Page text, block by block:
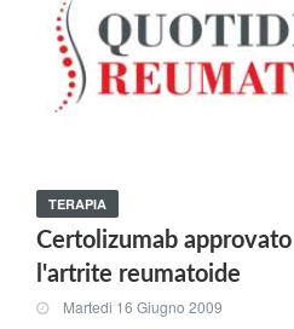
TERAPIA
Certolizumab
l'artrite reumatoide
Martedi 16 Giugno 2009